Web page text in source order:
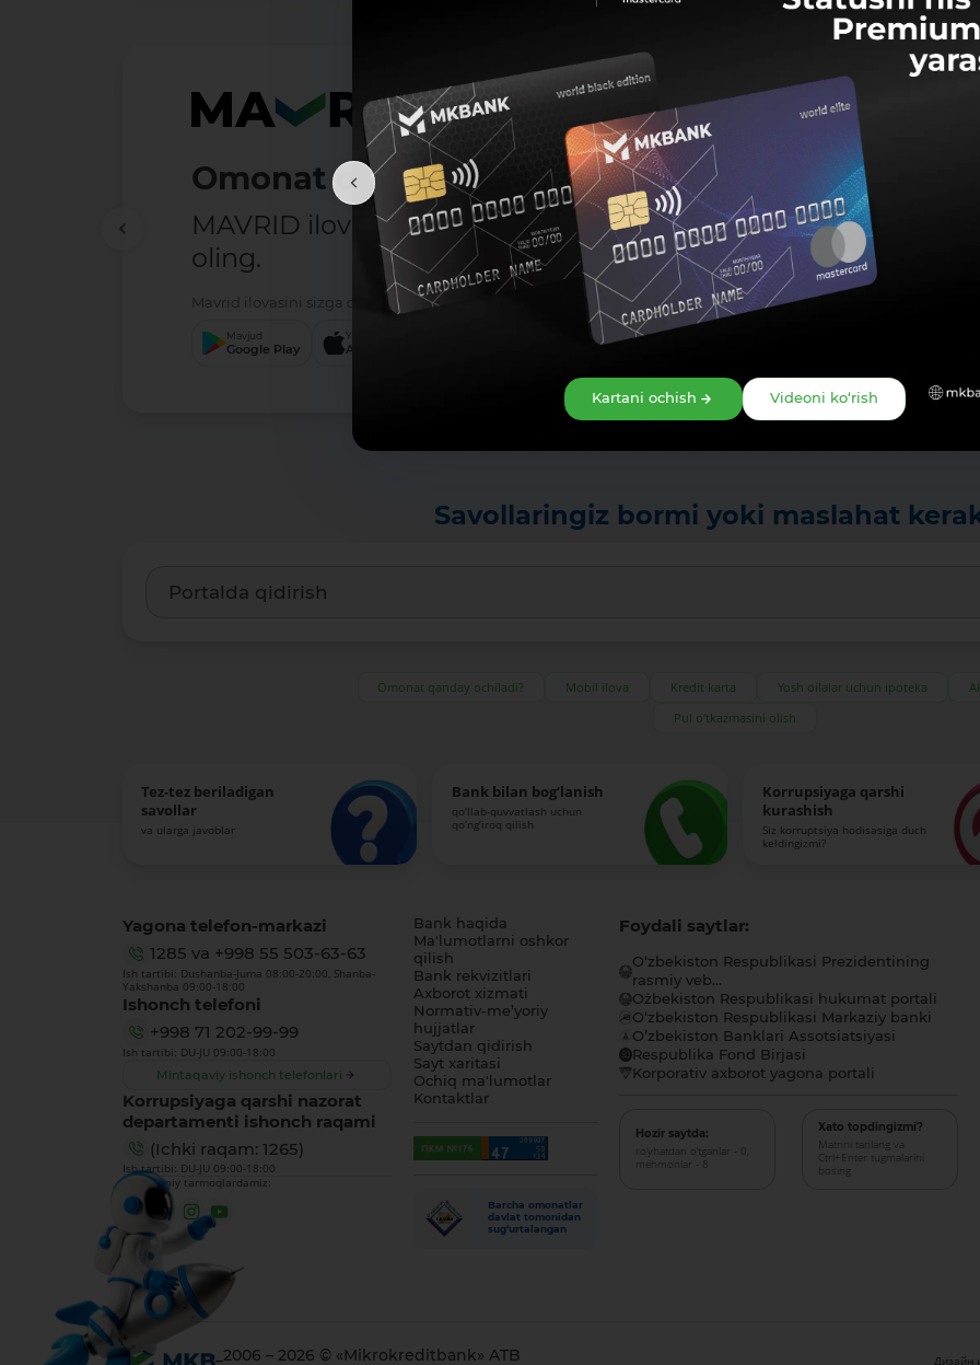
https://mkbank.uz/upload/iblock/f06/3hj48r8gshdmy4wpxy6t3166kt6ygfq7/plastik-TAKHLILGA-01.01.2025-
https://mkbank.uz/upload/iblock/f06/3hj48r8gshdmy4wpxy6t3166kt6ygfq7/plastik-TAKHLILGA-01.01.2025-yil-
https://mkbank.uz/upload/iblock/f06/3hj48r8gshdmy4wpxy6t3166kt6ygfq7/plastik-TAKHLILGA-01.01.2025-yil-
https://mkbank.uz/upload/iblock/f06/3hj48r8gshdmy4wpxy6t3166kt6ygfq7/plastik-TAKHLILGA-01.01.2025-yil-
https://mkbank.uz/upload/iblock/f06/3hj48r8gshdmy4wpxy6t3166kt6ygfq7/plastik-TAKHLILGA-01.01.2025-yil-
Ma'lumotlar toʻplamini birinchi qoʻshilgan sanasi:
07.10.2024
Oxirgi oʻzgartirilgan sana:
Oxirgi oʻzgarishlarning mazmuni:
Omonat ochish — oson!
MAVRID ilovasini hoziroq yuklab
oling.
Mavrid ilovasini sizga qulay bo‘lgan servis orqali o‘rnating:
Mavjud
Google Play
Yuklang
App Store
Savollaringiz bormi yoki maslahat
Omonat qanday ochiladi? Mobil ilova Kredit karta Yosh oilalar uchun ipoteka
Pul o‘tkazmasini olish
Tez-tez beriladigan
savollar
va ularga javoblar
Bank bilan bog‘lanish
qo‘llab-quvvatlash uchun
qo‘ng‘iroq qilish
Korrupsiyaga qarshi
kurashish
Siz korruptsiya hodisasiga duch
keldingizmi?
Yagona telefon-markazi
1285 va +998 55 503-63-63
Ish tartibi: Dushanba-Juma 08:00-20:00, Shanba-
Yakshanba 09:00-18:00
Ishonch telefoni
+998 71 202-99-99
Ish tartibi: DU-JU 09:00-18:00
Mintaqaviy ishonch telefonlari
Korrupsiyaga qarshi nazorat
departamenti ishonch raqami
(Ichki raqam: 1265)
Ish tartibi: DU-JU 09:00-18:00
Biz ijtimoiy tarmoqlardamiz:
Bank haqida
Ma'lumotlarni oshkor
qilish
Bank rekvizitlari
Axborot xizmati
Normativ-me’yoriy
hujjatlar
Saytdan qidirish
Sayt xaritasi
Ochiq ma'lumotlar
Kontaktlar
Barcha omonatlar
davlat tomonidan
sug‘urtalangan
Foydali saytlar:
O‘zbekiston Respublikasi Prezidentining
rasmiy veb...
O`zbekiston Respublikasi hukumat portali
O‘zbekiston Respublikasi Markaziy banki
O’zbekiston Banklari Assotsiatsiyasi
Respublika Fond Birjasi
Korporativ axborot yagona portali
Hozir saytda:
ro‘yhatdan o‘tganlar - 0,
mehmonlar - 8
Xato topdingizmi?
Matnni tanlang va
Ctrl+Enter tugmalarini
bosing
_2006 – 2026 © «Mikrokreditbank» ATB Дизайн
Kartani ochish Videoni ko‘rish